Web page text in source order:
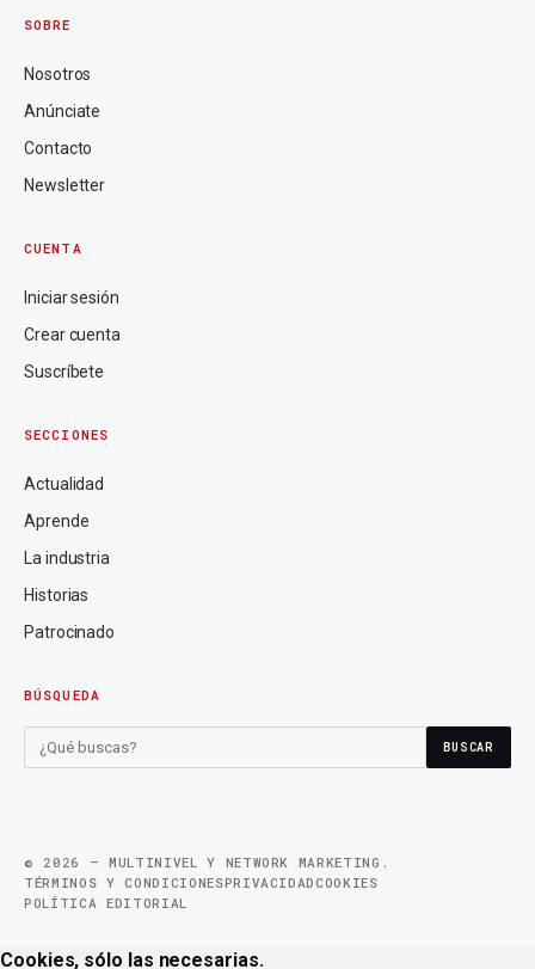
SOBRE
Nosotros
Anúnciate
Contacto
Newsletter
CUENTA
Iniciar sesión
Crear cuenta
Suscríbete
SECCIONES
Actualidad
Aprende
La industria
Historias
Patrocinado
BÚSQUEDA
BUSCAR
© 2026 — MULTINIVEL Y NETWORK MARKETING.
TÉRMINOS Y CONDICIONESPRIVACIDADCOOKIES
POLÍTICA EDITORIAL
Cookies, sólo las necesarias.